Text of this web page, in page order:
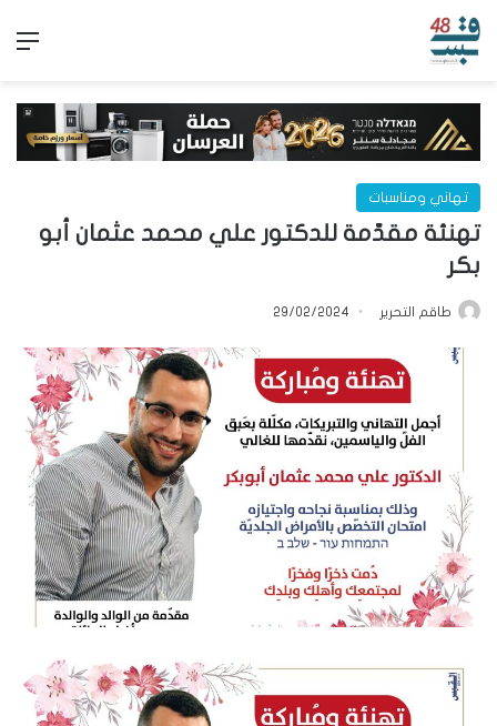
تهاني ومناسبات
تهنئة مقدّمة للدكتور علي محمد عثمان أبو
بكر
طاقم التحرير 29/02/2024